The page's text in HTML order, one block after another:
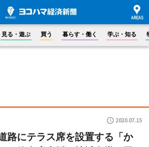
見る・遊ぶ 買う 暮らす・働く 学ぶ・知る
2020.07.15
路にテラス席を設置する「か